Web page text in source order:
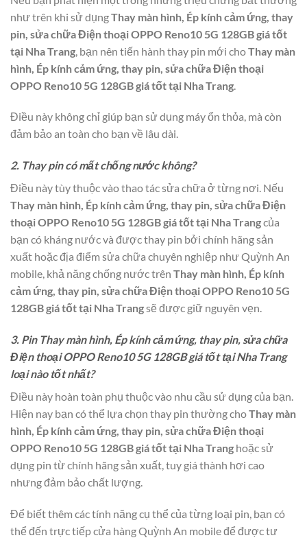
như trên khi sử dụngThay màn hình, Ép kính cảm ứng, thay
pin, sửa chữa Điện thoại OPPO Reno10 5G 128GB giá tốt
tại Nha Trang , bạn nên tiến hành thay pin mới choThay màn
hình, Ép kính cảm ứng, thay pin, sửa chữa Điện thoại
OPPO Reno10 5G 128GB giá tốt tại Nha Trang
Điều này không chỉ giúp bạn sử dụng máy ổn thỏa, mà còn
đảm bảo an toàn cho bạn về lâu dài.
2. Thay pin có mất chống nước không?
Điều này tùy thuộc vào thao tác sửa chữa ở từng nơi. Nếu
Thay màn hình, Ép kính cảm ứng, thay pin, sửa chữa Điện
thoại OPPO Reno10 5G 128GB giá tốt tại Nha Trangcủa
bạn có kháng nước và được thay pin bởi chính hãng sản
xuất hoặc địa điểm sửa chữa chuyên nghiệp như Quỳnh An
mobile, khả năng chống nước trên Thay màn hình, Ép kính
cảm ứng, thay pin, sửa chữa Điện thoại OPPO Reno10 5G
128GB giá tốt tại Nha Trangsẽ được giữ nguyên vẹn.
3. Pin Thay màn hình, Ép kính cảm ứng, thay pin, sửa chữa
Điện thoại OPPO Reno10 5G 128GB giá tốt tại Nha Trang
loại nào tốt nhất?
Điều này hoàn toàn phụ thuộc vào nhu cầu sử dụng của bạn.
Hiện nay bạn có thể lựa chọn thay pin thường choThay màn
hình, Ép kính cảm ứng, thay pin, sửa chữa Điện thoại
OPPO Reno10 5G 128GB giá tốt tại Nha Trang hoặc sử
dụng pin từ chính hãng sản xuất, tuy giá thành hơi cao
nhưng đảm bảo chất lượng.
Để biết thêm các tính năng cụ thể của từng loại pin, bạn có
thể đến trực tiếp cửa hàng Quỳnh An mobile để được tư